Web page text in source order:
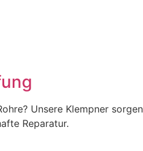
Unsere Klempner sorgen
Reparatur.